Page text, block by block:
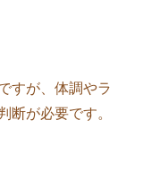
すが、体調やラ
断が必要です。